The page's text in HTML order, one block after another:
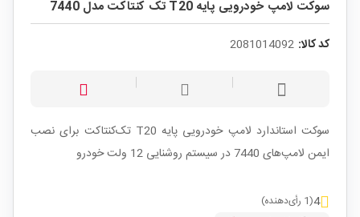
سوکت لامپ خودرویی پایه T20 تک کنتاکت مدل 7440
کد کالا: 2081014092
سوکت استاندارد لامپ خودرویی پایه T20 تک‌کنتاکت برای نصب
ایمن لامپ‌های 7440 در سیستم روشنایی 12 ولت خودرو
4(1 رأی‌دهنده)